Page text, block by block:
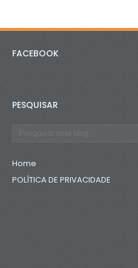
FACEBOOK
PESQUISAR
Home
POLÍTICA DE PRIVACIDADE